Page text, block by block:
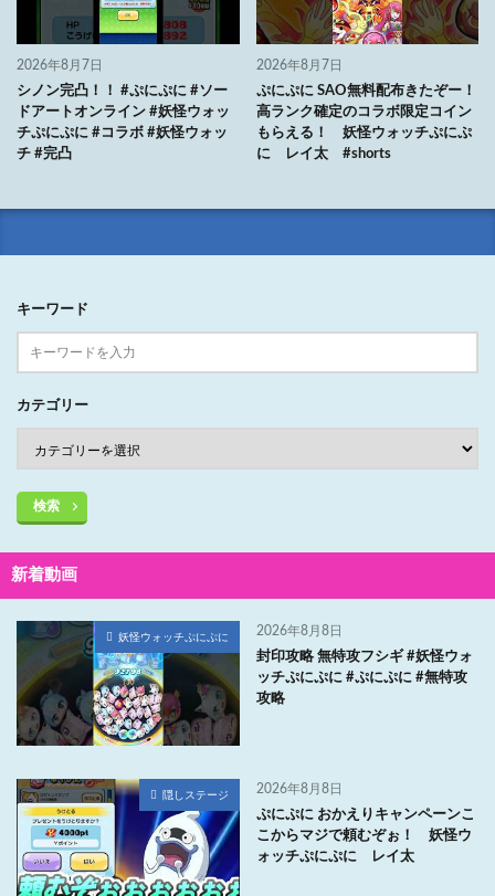
2026年8月7日
シノン完凸！！ #ぷにぷに #ソー
ドアートオンライン #妖怪ウォッ
チぷにぷに #コラボ #妖怪ウォッ
チ #完凸
2026年8月7日
ぷにぷに SAO無料配布きたぞー！
高ランク確定のコラボ限定コイン
もらえる！ 妖怪ウォッチぷにぷ
に レイ太 #shorts
キーワード
カテゴリー
検索
新着動画
妖怪ウォッチぷにぷに 2026年8月8日
封印攻略 無特攻フシギ #妖怪ウォ
ッチぷにぷに #ぷにぷに #無特攻
攻略
隠しステージ 2026年8月8日
ぷにぷに おかえりキャンペーンこ
こからマジで頼むぞぉ！ 妖怪ウ
ォッチぷにぷに レイ太